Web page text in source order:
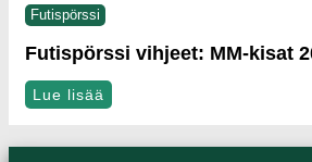
Futispörssi
Futispörssi vihjeet: MM-kisat
Lue lisää